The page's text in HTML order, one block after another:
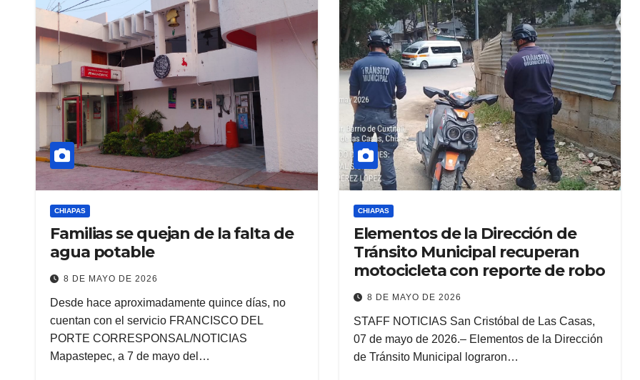
CHIAPAS
Familias se quejan de la falta de
agua potable
8 DE MAYO DE 2026
Desde hace aproximadamente quince días, no
cuentan con el servicio FRANCISCO DEL
PORTE CORRESPONSAL/NOTICIAS
Mapastepec, a 7 de mayo del…
CHIAPAS
Elementos de la Dirección de
Tránsito Municipal recuperan
motocicleta con reporte de robo
8 DE MAYO DE 2026
STAFF NOTICIAS San Cristóbal de Las Casas,
07 de mayo de 2026.– Elementos de la Dirección
de Tránsito Municipal lograron…